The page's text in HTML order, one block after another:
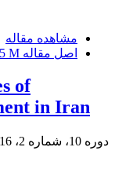
مشاهده مقاله
اصل مقاله M
of
in Iran
دوره 10، شماره 2، 2016، صفحه